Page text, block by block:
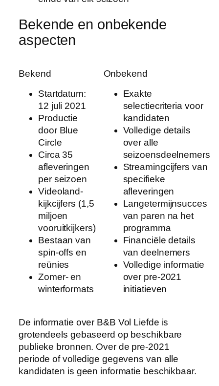
Bekende en onbekende
aspecten
Bekend
Startdatum:
12 juli 2021
Productie
door Blue
Circle
Circa 35
afleveringen
per seizoen
Videoland-
kijkcijfers (1,5
miljoen
vooruitkijkers)
Bestaan van
spin-offs en
reünies
Zomer- en
winterformats
Onbekend
Exakte
selectiecriteria voor
kandidaten
Volledige details
over alle
seizoensdeelnemers
Streamingcijfers van
specifieke
afleveringen
Langetermijnsucces
van paren na het
programma
Financiële details
van deelnemers
Volledige informatie
over pre-2021
initiatieven
De informatie over B&B Vol Liefde is
grotendeels gebaseerd op beschikbare
publieke bronnen. Over de pre-2021
periode of volledige gegevens van alle
kandidaten is geen informatie beschikbaar.